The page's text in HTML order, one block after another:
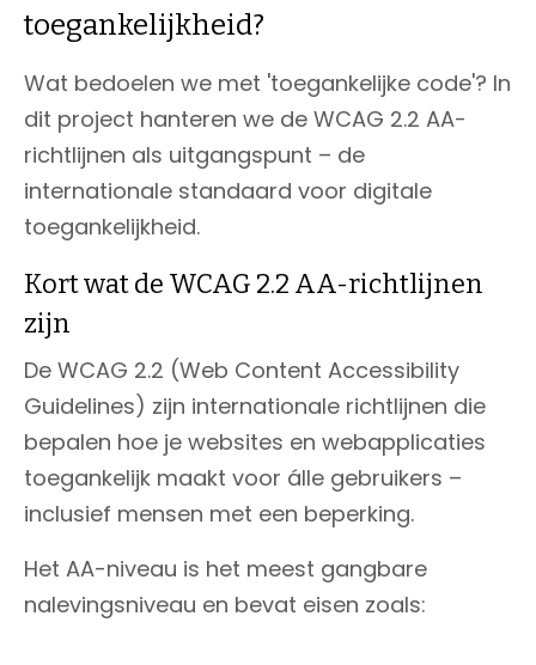
toegankelijkheid?
Wat bedoelen we met 'toegankelijke code'? In
dit project hanteren we de WCAG 2.2 AA-
richtlijnen als uitgangspunt – de
internationale standaard voor digitale
toegankelijkheid.
Kort wat de WCAG 2.2 AA-richtlijnen
zijn
De WCAG 2.2 (Web Content Accessibility
Guidelines) zijn internationale richtlijnen die
bepalen hoe je websites en webapplicaties
toegankelijk maakt voor álle gebruikers –
inclusief mensen met een beperking.
Het AA-niveau is het meest gangbare
nalevingsniveau en bevat eisen zoals: